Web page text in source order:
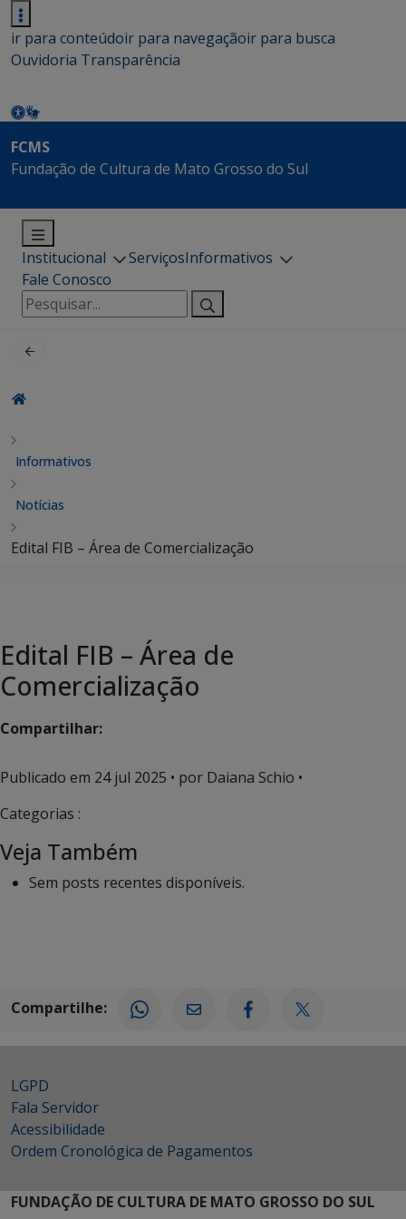
ir para conteúdoir para navegaçãoir para busca
Ouvidoria Transparência
FCMS
Fundação de Cultura de Mato Grosso do Sul
Institucional ServiçosInformativos
Fale Conosco
Pesquisar
por:
Informativos
Notícias
Edital FIB – Área de Comercialização
Edital FIB – Área de
Comercialização
Compartilhar:
Publicado em 24 jul 2025 • por Daiana Schio •
Categorias :
Veja Também
Sem posts recentes disponíveis.
Compartilhe:
LGPD
Fala Servidor
Acessibilidade
Ordem Cronológica de Pagamentos
FUNDAÇÃO DE CULTURA DE MATO GROSSO DO SUL